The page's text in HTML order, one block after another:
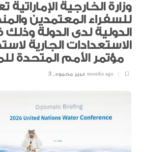
وزارة الخارجية
للسفراء المعتمدين
الدولية لدى الدولة وذلك
الاستعدادات الجارية
عبير محمود, 3 months ago